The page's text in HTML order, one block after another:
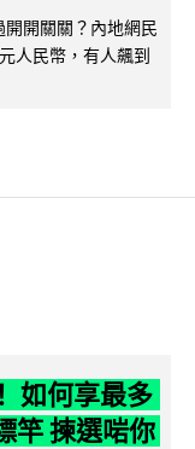
開關關？內地網民
人民幣，有人飆到
如何享最多
竿 揀選啱你